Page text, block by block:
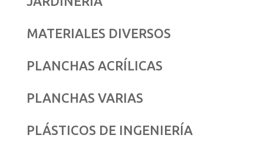
MATERIALES DIVERSOS
PLANCHAS ACRÍLICAS
PLANCHAS VARIAS
PLÁSTICOS DE INGENIERÍA